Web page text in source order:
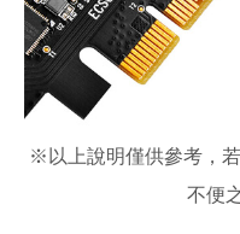
※ 以上說明僅供參考，
不便